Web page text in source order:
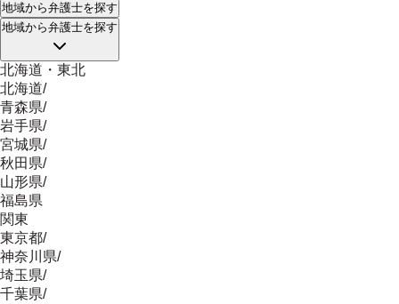
地域から弁護士を探す
地域から弁護士を探す
北海道・東北
北海道/
青森県/
岩手県/
宮城県/
秋田県/
山形県/
福島県
関東
東京都/
神奈川県/
埼玉県/
千葉県/